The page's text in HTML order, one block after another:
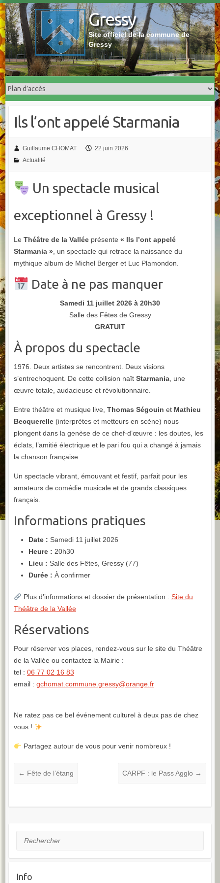
Skip
to
content
Gressy
Site officiel de la commune de
Gressy
Ils l’ont appelé Starmania
Guillaume CHOMAT
22 juin 2026
Actualité
Un spectacle musical
exceptionnel à Gressy !
Le Théâtre de la Valléeprésente « Ils l’ont appelé
Starmania » , un spectacle qui retrace la naissance du
mythique album de Michel Berger et Luc Plamondon.
Date à ne pas manquer
Samedi 11 juillet 2026 à 20h30
Salle des Fêtes de Gressy
GRATUIT
À propos du spectacle
1976. Deux artistes se rencontrent. Deux visions
s’entrechoquent. De cette collision naît Starmania, une
œuvre totale, audacieuse et révolutionnaire.
Entre théâtre et musique live, Thomas Ségouin et Mathieu
Becquerelle(interprètes et metteurs en scène) nous
plongent dans la genèse de ce chef-d’œuvre : les doutes, les
éclats, l’amitié électrique et le pari fou qui a changé à jamais
la chanson française.
Un spectacle vibrant, émouvant et festif, parfait pour les
amateurs de comédie musicale et de grands classiques
français.
Informations pratiques
Date : Samedi 11 juillet 2026
Heure : 20h30
Lieu : Salle des Fêtes, Gressy (77)
Durée : À confirmer
Plus d’informations et dossier de présentation : Site du
Théâtre de la Vallée
Réservations
Pour réserver vos places, rendez-vous sur le site du Théâtre
de la Vallée ou contactez la Mairie :
tel : 06 77 02 16 83
email : gchomat.commune.gressy@orange.fr
Ne ratez pas ce bel événement culturel à deux pas de chez
vous !
Partagez autour de vous pour venir nombreux !
← Fête de l’étang CARPF : le Pass Agglo →
Rechercher
Info